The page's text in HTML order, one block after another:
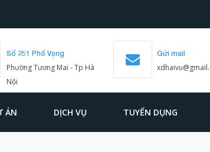
Số 251 Phố Vọng
Phường Tương Mai - Tp Hà
Nội
Gửi mail
ÁN DỊCH VỤ TUYỂN DỤNG